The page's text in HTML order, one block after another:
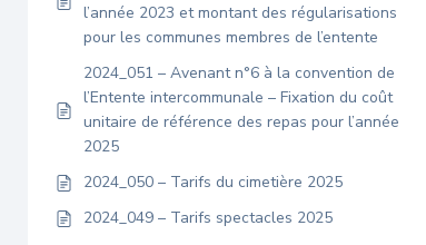
l’année 2023 et montant des régularisations
pour les communes membres de l’entente
2024_051 – Avenant n°6 à la convention de
l’Entente intercommunale – Fixation du coût
unitaire de référence des repas pour l’année
2025
2024_050 – Tarifs du cimetière 2025
2024_049 – Tarifs spectacles 2025